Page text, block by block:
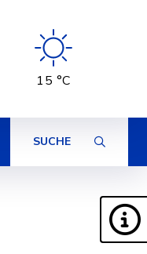
15 °C
SUCHE